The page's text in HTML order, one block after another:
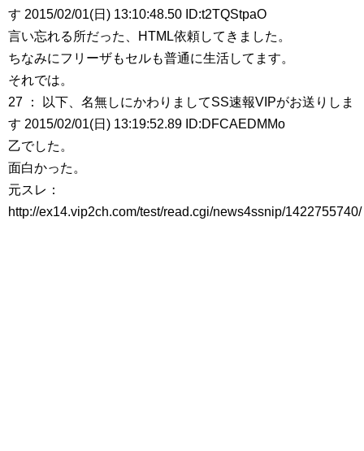
す 2015/02/01(日) 13:10:48.50 ID:t2TQStpaO
言い忘れる所だった、HTML依頼してきました。
ちなみにフリーザもセルも普通に生活してます。
それでは。
27 ： 以下、名無しにかわりましてSS速報VIPがお送りしま
す 2015/02/01(日) 13:19:52.89 ID:DFCAEDMMo
乙でした。
面白かった。
元スレ：
http://ex14.vip2ch.com/test/read.cgi/news4ssnip/1422755740/